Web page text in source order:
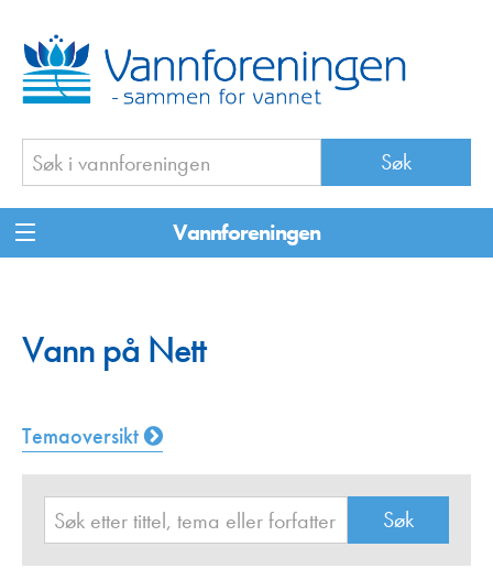
Vannforeningen
Vann på Nett
Temaoversikt